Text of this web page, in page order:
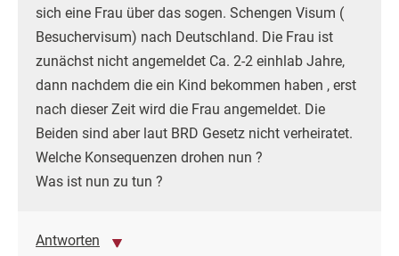
sich eine Frau über das sogen. Schengen Visum (
Besuchervisum) nach Deutschland. Die Frau ist
zunächst nicht angemeldet Ca. 2-2 einhlab Jahre,
dann nachdem die ein Kind bekommen haben , erst
nach dieser Zeit wird die Frau angemeldet. Die
Beiden sind aber laut BRD Gesetz nicht verheiratet.
Welche Konsequenzen drohen nun ?
Was ist nun zu tun ?
Antworten